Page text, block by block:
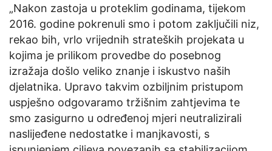
„Nakon zastoja u proteklim godinama, tijekom
2016. godine pokrenuli smo i potom zaključili niz,
rekao bih, vrlo vrijednih strateških projekata u
kojima je prilikom provedbe do posebnog
izražaja došlo veliko znanje i iskustvo naših
djelatnika. Upravo takvim ozbiljnim pristupom
uspješno odgovaramo tržišnim zahtjevima te
smo zasigurno u određenoj mjeri neutralizirali
naslijeđene nedostatke i manjkavosti, s